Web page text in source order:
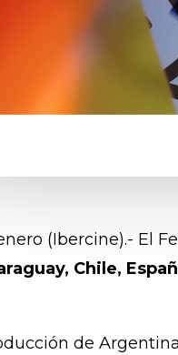
(Ibercine).- El
Chile,
de